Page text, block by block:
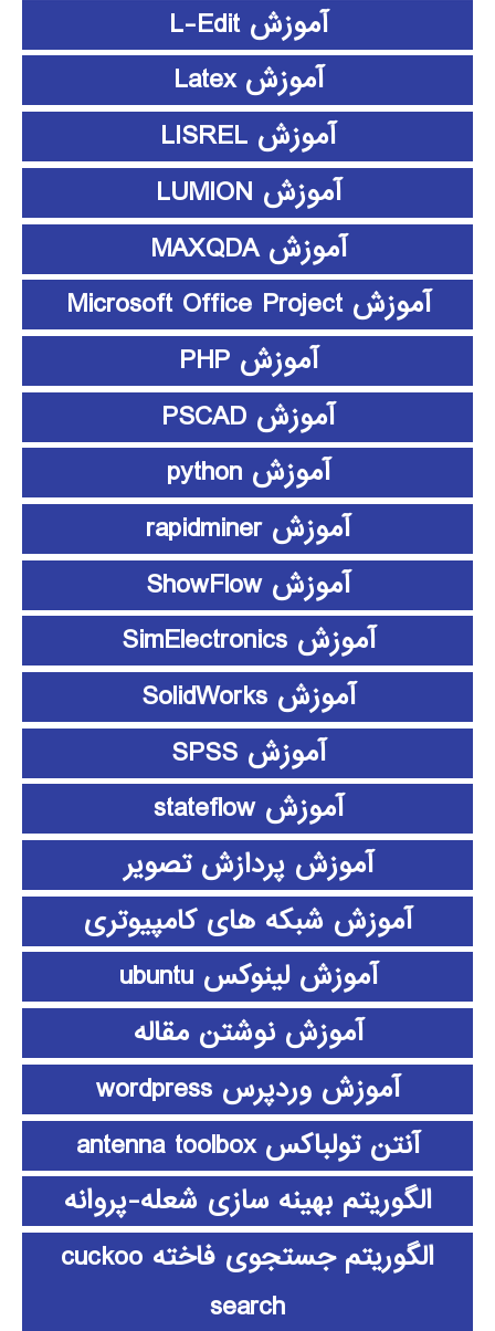
آموزش L-Edit
آموزش Latex
آموزش LISREL
آموزش LUMION
آموزش MAXQDA
آموزش Microsoft Office Project
آموزش PHP
آموزش PSCAD
آموزش python
آموزش rapidminer
آموزش ShowFlow
آموزش SimElectronics
آموزش SolidWorks
آموزش SPSS
آموزش stateflow
آموزش پردازش تصویر
آموزش شبکه های کامپیوتری
آموزش لینوکس ubuntu
آموزش نوشتن مقاله
آموزش وردپرس wordpress
آنتن تولباکس antenna toolbox
الگوریتم بهینه سازی شعله-پروانه
الگوریتم جستجوی فاخته cuckoo
search